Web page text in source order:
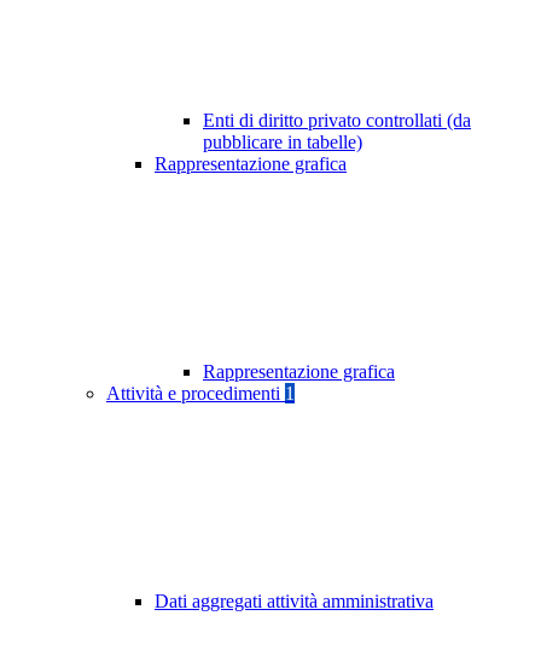
Enti di diritto privato controllati (da
pubblicare in tabelle)
Rappresentazione grafica
Rappresentazione grafica
Attività e procedimenti 1
Dati aggregati attività amministrativa